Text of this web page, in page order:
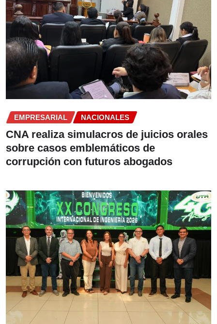
EMPRESARIAL NACIONALES
CNA realiza simulacros de juicios orales
sobre casos emblemáticos de
corrupción con futuros abogados